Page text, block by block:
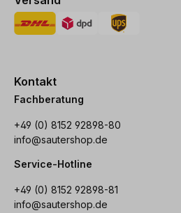
Kontakt
Fachberatung
+49 (0) 8152 92898-80
info@sautershop.de
Service-Hotline
+49 (0) 8152 92898-81
info@sautershop.de